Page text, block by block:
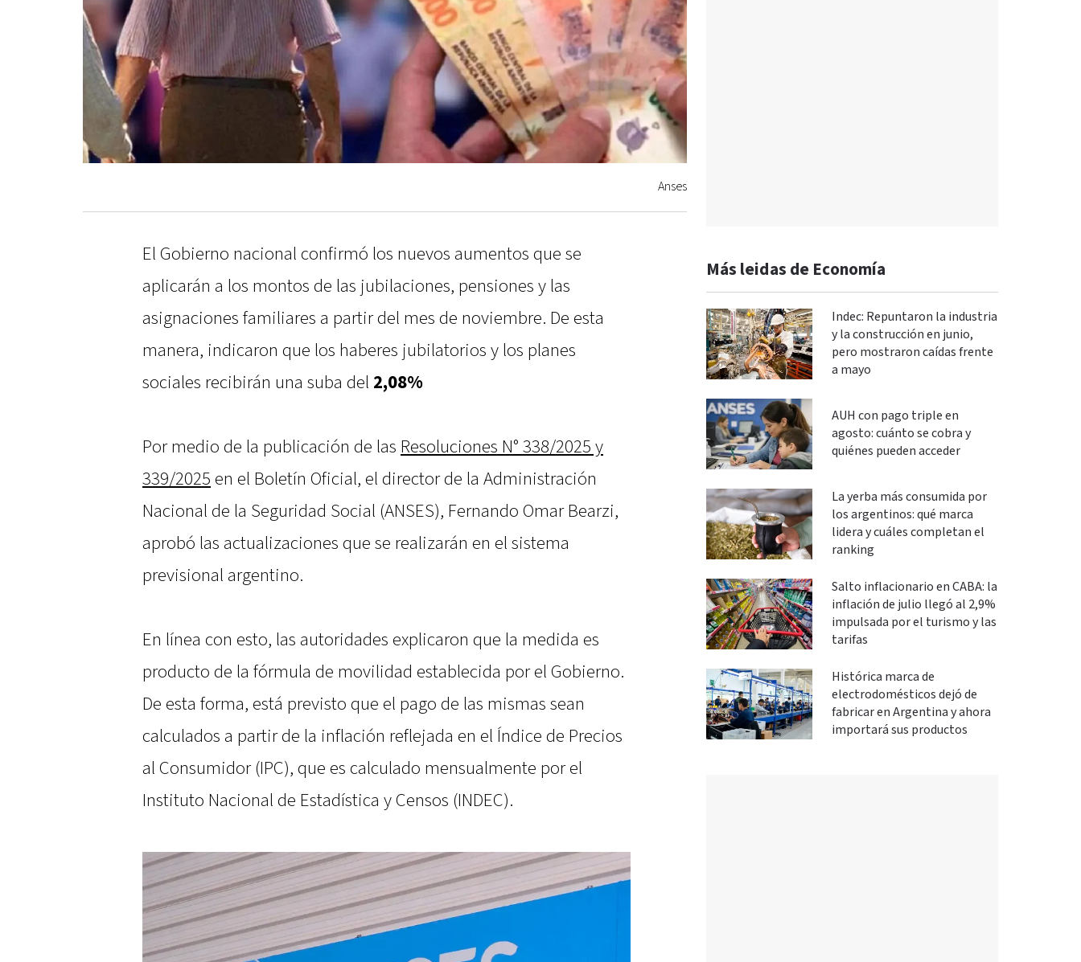
Anses
El Gobierno nacional confirmó los nuevos aumentos que se
aplicarán a los montos de las jubilaciones, pensiones y las
asignaciones familiares a partir del mes de noviembre. De esta
manera, indicaron que los haberes jubilatorios y los planes
sociales recibirán una suba del 2,08%
Por medio de la publicación de las Resoluciones N° 338/2025 y
339/2025 en el Boletín Oficial, el director de la Administración
Nacional de la Seguridad Social (ANSES), Fernando Omar Bearzi,
aprobó las actualizaciones que se realizarán en el sistema
previsional argentino.
En línea con esto, las autoridades explicaron que la medida es
producto de la fórmula de movilidad establecida por el Gobierno.
De esta forma, está previsto que el pago de las mismas sean
calculados a partir de la inflación reflejada en el Índice de Precios
al Consumidor (IPC), que es calculado mensualmente por el
Instituto Nacional de Estadística y Censos (INDEC).
Más leidas de Economía
Indec: Repuntaron la industria
y la construcción en junio,
pero mostraron caídas frente
a mayo
AUH con pago triple en
agosto: cuánto se cobra y
quiénes pueden acceder
La yerba más consumida por
los argentinos: qué marca
lidera y cuáles completan el
ranking
Salto inflacionario en CABA: la
inflación de julio llegó al 2,9%
impulsada por el turismo y las
tarifas
Histórica marca de
electrodomésticos dejó de
fabricar en Argentina y ahora
importará sus productos